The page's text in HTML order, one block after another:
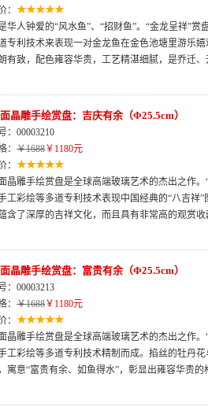
：
华人钟爱的“风水鱼”、“招财鱼”。“金龙呈祥”
专利技术来表现一对金龙鱼在金色池塘里游乐
有致，配色雍容华贵，工艺精湛细腻，是乔迁
晶雕手绘赏盘：吉庆有余（Φ25.5cm）
：00003210
： ￥1688￥1180元
：
晶雕手绘赏盘是全球高端玻璃艺术的杰出之作
工彩绘等多道专利技术表现中国经典的“八吉祥
含了深厚的吉祥文化，而且具有非常高的观赏收
晶雕手绘赏盘：富贵有余（Φ25.5cm）
：00003213
： ￥1688￥1180元
：
晶雕手绘赏盘是全球高端玻璃艺术的杰出之作
工彩绘等多道专利技术精制而成。掐丝的牡丹
寓意“富贵有余、如鱼得水”，彰显出雍容华贵的